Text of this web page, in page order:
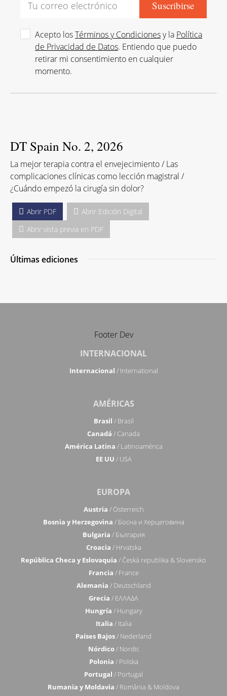
Acepto losTérminos y Condicionesy la Política
de Privacidad de Datos. Entiendo que puedo
retirar mi consentimiento en cualquier
momento.
DT Spain No. 2, 2026
La mejor terapia contra el envejecimiento / Las
complicaciones clínicas como lección magistral /
¿Cuándo empezó la cirugía sin dolor?
Abrir PDF
Abrir Edición Digital
Abrir vista previa en PDF
Últimas ediciones
Footer Dev
INTERNACIONAL
Internacional / International
AMÉRICAS
Brasil / Brasil
Canadá / Canada
América Latina / Latinoamérica
EE UU / USA
EUROPA
Austria / Österreich
Bosnia y Herzegovina / Босна и Херцеговина
Bulgaria / България
Croacia / Hrvatska
República Checa y Eslovaquia / Česká republika & Slovensko
Francia / France
Alemania / Deutschland
Grecia / ΕΛΛΑΔΑ
Hungría / Hungary
Italia / Italia
Países Bajos/ Nederland
Nórdico/ Nordic
Polonia / Polska
Portugal / Portugal
Rumania y Moldavia / România & Moldova